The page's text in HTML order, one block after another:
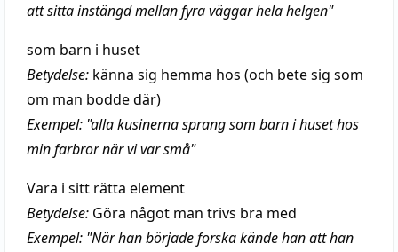
att sitta instängd mellan fyra väggar hela helgen"
som barn i huset
Betydelse: känna sig hemma hos (och bete sig som
om man bodde där)
Exempel: "alla kusinerna sprang som barn i huset hos
min farbror när vi var små"
Vara i sitt rätta element
Betydelse: Göra något man trivs bra med
Exempel: "När han började forska kände han att han